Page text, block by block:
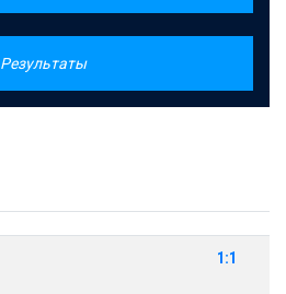
Результаты
1:1